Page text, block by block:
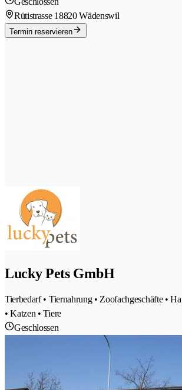
Rütistrasse 18820 Wädenswil
Termin reservieren
Lucky Pets GmbH
Tierbedarf • Tiernahrung • Zoofachgeschäfte •
• Katzen • Tiere
Geschlossen